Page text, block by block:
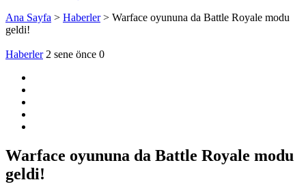
Ana Sayfa > Haberler > Warface oyununa da Battle Royale modu
geldi!
Haberler 2 sene önce 0
Warface oyununa da Battle Royale modu
geldi!